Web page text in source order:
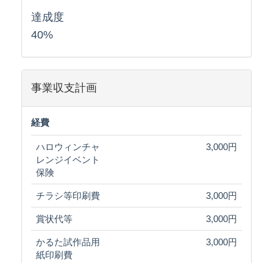
達成度
40%
事業収支計画
経費
ハロウィンチャ
レンジイベント
保険
3,000円
チラシ等印刷費 3,000円
賞状代等 3,000円
かるた試作品用
紙印刷費
3,000円